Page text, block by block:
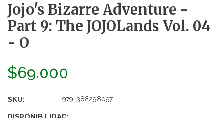
Jojo's Bizarre Adventure -
Part 9: The JOJOLands Vol. 04
- O
$69.000
SKU: 9791388298097
1